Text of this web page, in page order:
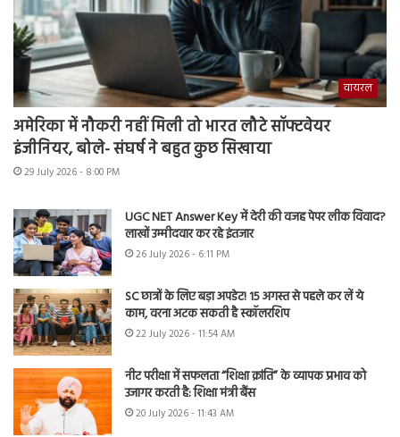
वायरल
अमेरिका में नौकरी नहीं मिली तो भारत लौटे सॉफ्टवेयर
इंजीनियर, बोले- संघर्ष ने बहुत कुछ सिखाया
29 July 2026 - 8:00 PM
UGC NET Answer Key में देरी की वजह पेपर लीक विवाद?
लाखों उम्मीदवार कर रहे इंतजार
26 July 2026 - 6:11 PM
SC छात्रों के लिए बड़ा अपडेट! 15 अगस्त से पहले कर लें ये
काम, वरना अटक सकती है स्कॉलरशिप
22 July 2026 - 11:54 AM
नीट परीक्षा में सफलता “शिक्षा क्रांति” के व्यापक प्रभाव को
उजागर करती है: शिक्षा मंत्री बैंस
20 July 2026 - 11:43 AM